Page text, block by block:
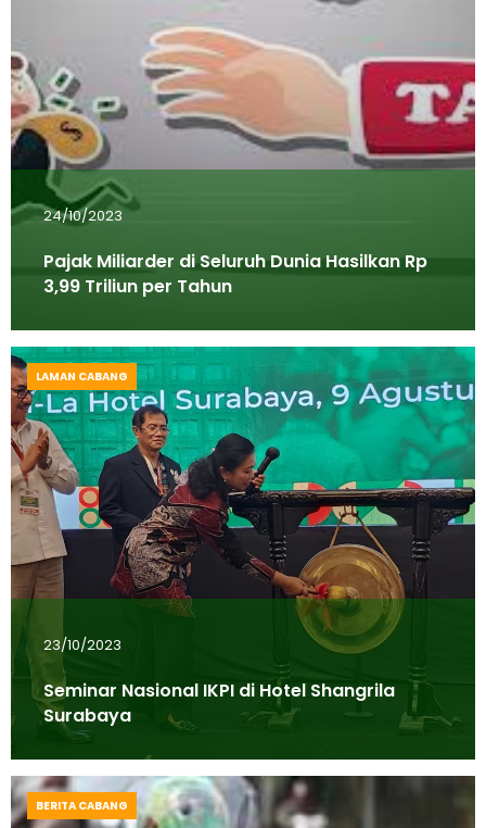
24/10/2023
Pajak Miliarder di Seluruh Dunia Hasilkan Rp
3,99 Triliun per Tahun
23/10/2023
Seminar Nasional IKPI di Hotel Shangrila
Surabaya
LAMAN CABANG
BERITA CABANG